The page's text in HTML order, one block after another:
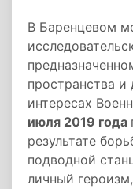
В Баренцевом
пространства
интересах
июля 2019 года
результате
подводной
личный